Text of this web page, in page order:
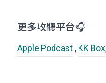
更多收聽平台🎧
Apple Podcast , KK Box,